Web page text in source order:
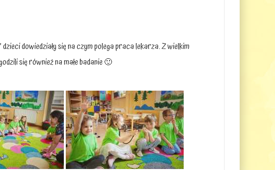
dowiedziały się na czym polega praca lekarza. Z wielkim
się również na małe badanie 🙂